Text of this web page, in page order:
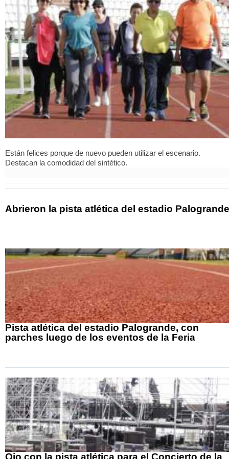
Están felices porque de nuevo pueden utilizar el escenario.
Destacan la comodidad del sintético.
Abrieron la pista atlética del estadio Palogrande
Pista atlética del estadio Palogrande, con
parches luego de los eventos de la Feria